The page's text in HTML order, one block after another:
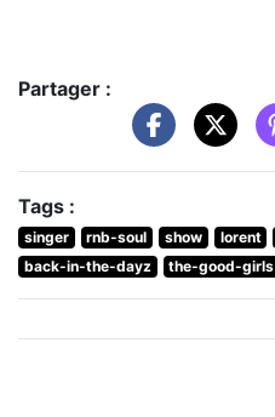
Partager :
Tags :
singer rnb-soul show lorent
back-in-the-dayz
the-good-girls